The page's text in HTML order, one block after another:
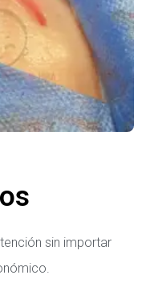
sin importar